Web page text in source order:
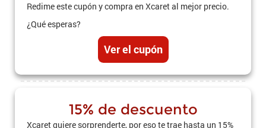
Redime este cupón y compra en Xcaret al mejor precio.
¿Qué esperas?
Ver el cupón
15% de descuento
Xcaret quiere sorprenderte, por eso te trae hasta un 15%